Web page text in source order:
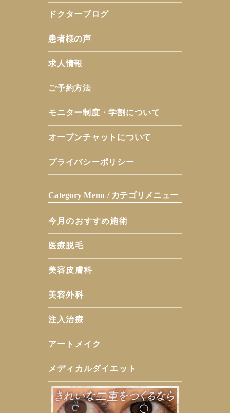
ドクターブログ
患者様の声
求人情報
ご予約方法
モニター制度・学割について
オープンチャットについて
プライバシーポリシー
Category Menu / カテゴリメニュー
今月のおすすめ施術
医療脱毛
美容皮膚科
美容外科
注入治療
アートメイク
メディカルダイエット